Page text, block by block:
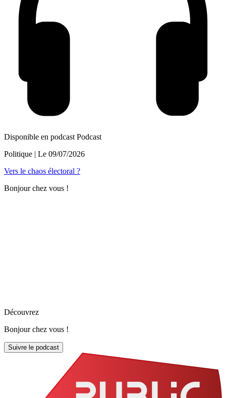
Disponible en podcast Podcast
Politique | Le 09/07/2026
Vers le chaos électoral ?
Bonjour chez vous !
Découvrez
Bonjour chez vous !
Suivre le podcast